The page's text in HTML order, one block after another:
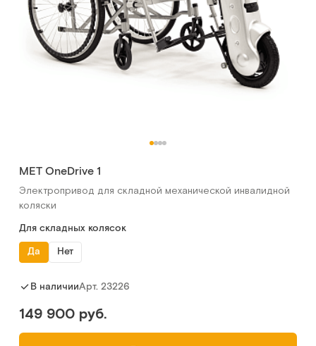
MET OneDrive 1
Электропривод для складной механической инвалидной
коляски
Для складных колясок
Да
Нет
В наличииАрт. 23226
149 900 руб.